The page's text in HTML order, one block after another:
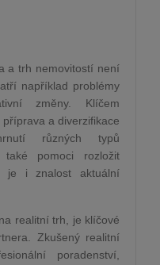
a trh nemovitostí není
například problémy
změny. Klíčem
a diverzifikace
různých typů
pomoci rozložit
je i znalost aktuální
realitní trh, je klíčové
Zkušený realitní
poradenství,